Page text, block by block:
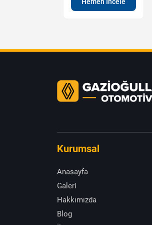
Hemen İncele
Kurumsal
Anasayfa
Galeri
Hakkımızda
Blog